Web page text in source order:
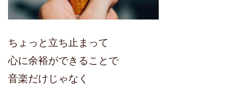
ちょっと立ち止まって
心に余裕ができることで
音楽だけじゃなく